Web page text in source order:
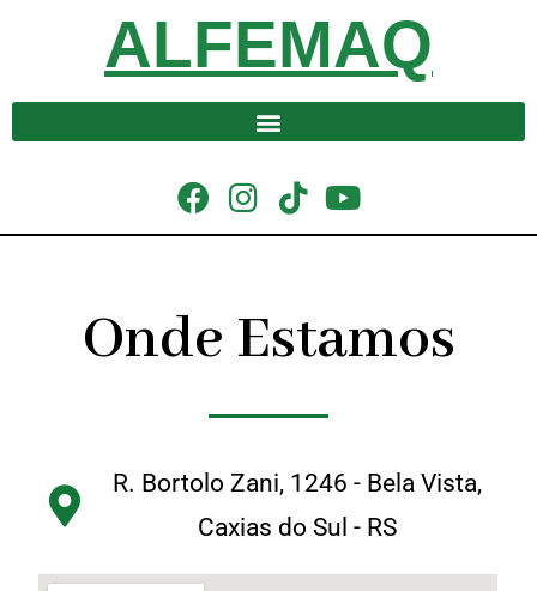
ALFEMAQ
Onde Estamos
R. Bortolo Zani, 1246 - Bela Vista,
Caxias do Sul - RS